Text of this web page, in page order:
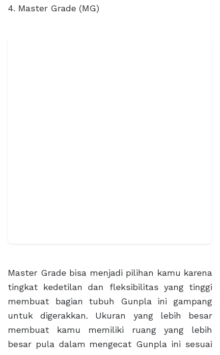
4. Master Grade (MG)
Master Grade bisa menjadi pilihan kamu karena
tingkat kedetilan dan fleksibilitas yang tinggi
membuat bagian tubuh Gunpla ini gampang
untuk digerakkan. Ukuran yang lebih besar
membuat kamu memiliki ruang yang lebih
besar pula dalam mengecat Gunpla ini sesuai